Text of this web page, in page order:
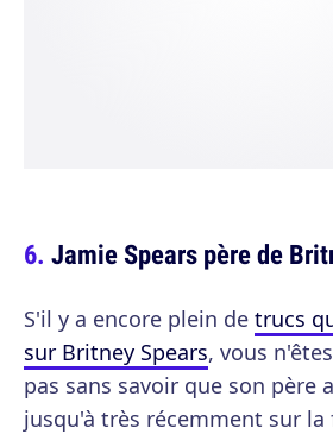
Jamie Spears père de
S'il y a encore plein de trucs
sur Britney Spears, vous
pas sans savoir que son père
jusqu'à très récemment sur